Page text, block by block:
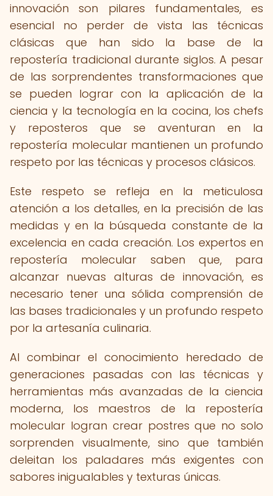
innovación son pilares fundamentales, es
esencial no perder de vista las técnicas
clásicas que han sido la base de la
repostería tradicional durante siglos. A pesar
de las sorprendentes transformaciones que
se pueden lograr con la aplicación de la
ciencia y la tecnología en la cocina, los chefs
y reposteros que se aventuran en la
repostería molecular mantienen un profundo
respeto por las técnicas y procesos clásicos.
Este respeto se refleja en la meticulosa
atención a los detalles, en la precisión de las
medidas y en la búsqueda constante de la
excelencia en cada creación. Los expertos en
repostería molecular saben que, para
alcanzar nuevas alturas de innovación, es
necesario tener una sólida comprensión de
las bases tradicionales y un profundo respeto
por la artesanía culinaria.
Al combinar el conocimiento heredado de
generaciones pasadas con las técnicas y
herramientas más avanzadas de la ciencia
moderna, los maestros de la repostería
molecular logran crear postres que no solo
sorprenden visualmente, sino que también
deleitan los paladares más exigentes con
sabores inigualables y texturas únicas.